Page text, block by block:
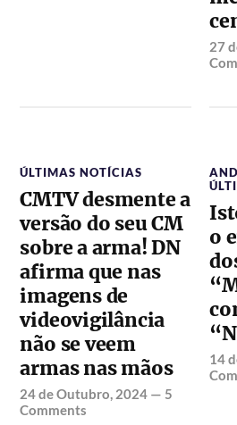
27
ÚLTIMAS NOTÍCIAS
CMTV desmente a
versão do seu CM
sobre a arma! DN
afirma que nas
imagens de
videovigilância
não se veem
armas nas mãos
24 de Outubro, 2024 — 5
Comments
o
14